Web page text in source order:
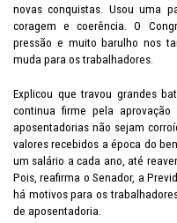
novas conquistas. Usou uma
coragem e coerência. O
pressão e muito barulho nos
muda para os trabalhadores.
Explicou que travou grandes
continua firme pela
aposentadorias não sejam
valores recebidos a época do
um salário a cada ano, até
Pois, reafirma o Senador, a
há motivos para os
de aposentadoria.